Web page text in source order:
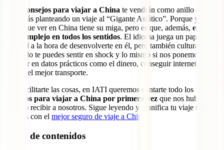
consejos para viajar a China te vendrán como anillo al dedo
si te estás planteando un viaje al “Gigante Asiático”. Porque ya
elegir que ver en China tiene su miga, pero es que, además, es un
país complejo en todos los sentidos. El idioma juega un papel
esencial a la hora de desenvolverte en él, pero también culturalmente
hablando te puedes sentir en shock y lo mismo si nos ponemos a
ahondar en datos prácticos como el dinero, conseguir internet o ver
cuál es el mejor transporte.
Para facilitarte las cosas, en IATI queremos contarte todo los
consejos para viajar a China por primera vez que nos hubieran
gustado recibir a nosotros. Sigue leyendo y planifica tu viaje sin
agobios con el mejor seguro de viaje a China
Tabla de contenidos